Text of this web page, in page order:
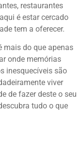
restaurantes
é estar cercado
tem a oferecer.
mais do que apenas
onde memórias
inesquecíveis são
viver
de fazer deste o seu
tudo o que